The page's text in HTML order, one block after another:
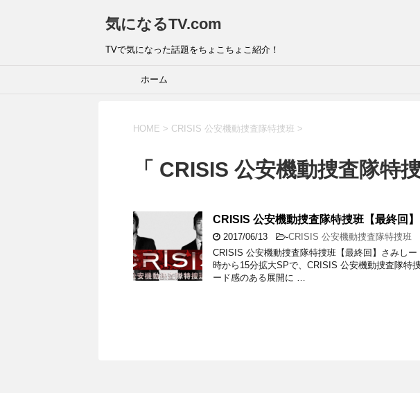
気になるTV.com
TVで気になった話題をちょこちょこ紹介！
ホーム
HOME > CRISIS 公安機動捜査隊特捜班 >
「 CRISIS 公安機動捜査隊特
CRISIS 公安機動捜査隊特捜班【最終回
2017/06/13 -CRISIS 公安機動捜査隊特捜班
CRISIS 公安機動捜査隊特捜班【最終回】さみし
時から15分拡大SPで、CRISIS 公安機動捜査隊特
ード感のある展開に …